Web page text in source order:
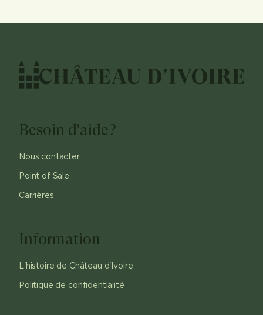
Besoin d'aide?
Nous contacter
Point of Sale
Carrières
Information
L'histoire de Château d'Ivoire
Politique de confidentialité